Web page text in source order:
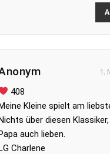
1.
408
Kleine spielt am
über diesen
auch lieben.
Charlene